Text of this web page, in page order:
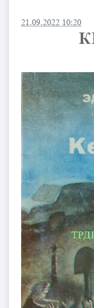
21.09.2022 10:20